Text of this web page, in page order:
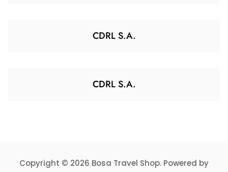
CDRL S.A.
CDRL S.A.
Copyright © 2026 Bosa Travel Shop. Powered by